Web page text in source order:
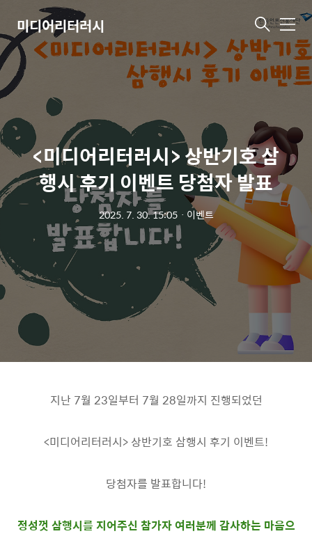
미디어리터러시 메
뉴
<미디어리터러시> 상반기호 삼
행시 후기 이벤트 당첨자 발표
2025. 7. 30. 15:05ㆍ 이벤트
지난 7월 23일부터 7월 28일까지 진행되었던
<미디어리터러시> 상반기호 삼행시 후기 이벤트!
당첨자를 발표합니다!
정성껏 삼행시를 지어주신 참가자 여러분께 감사하는 마음으